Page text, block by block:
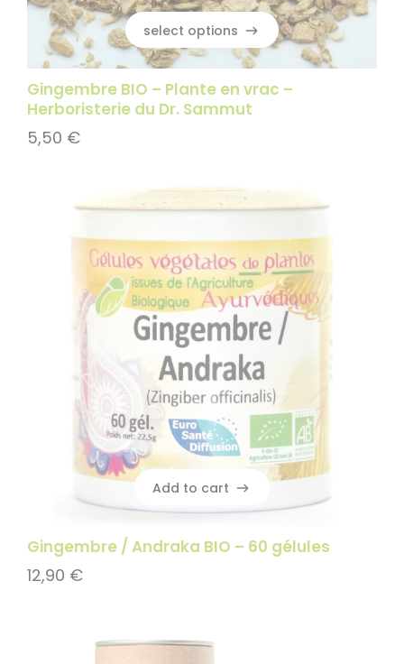
select options
select options
Gingembre BIO – Plante en vrac –
Herboristerie du Dr. Sammut
5,50 €
Add to cart
Add to cart
Gingembre / Andraka BIO – 60 gélules
12,90 €